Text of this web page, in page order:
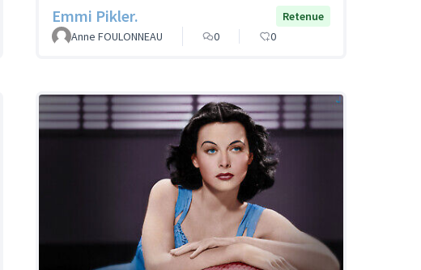
Emmi Pikler.
Retenue
Anne FOULONNEAU
0 0